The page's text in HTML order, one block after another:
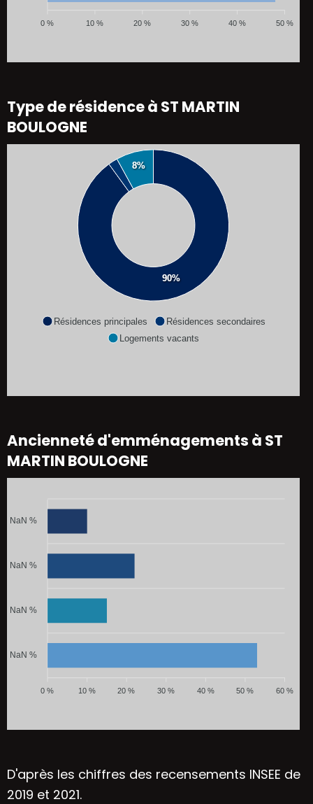
50 %
40 %
30 %
20 %
10 %
0 %
Type de résidence à ST MARTIN
BOULOGNE
90%
8%
Résidences principales
Résidences secondaires
Logements vacants
Ancienneté d'emménagements à ST
MARTIN BOULOGNE
NaN %
NaN %
NaN %
NaN %
60 %
50 %
40 %
30 %
20 %
10 %
0 %
D'après les chiffres des recensements INSEE de
2019 et 2021.